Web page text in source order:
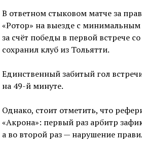
В ответном стыковом матче за
«Ротор» на выезде с
за счёт победы в первой встрече
сохранил клуб из Тольятти.
Единственный забитый гол
на 49-й минуте.
Однако, стоит отметить, что
«Акрона»: первый раз арбитр
а во второй раз — нарушение